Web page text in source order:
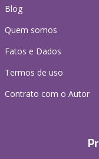
Blog
Quem somos
Fatos e Dados
Termos de uso
Contrato com o Autor